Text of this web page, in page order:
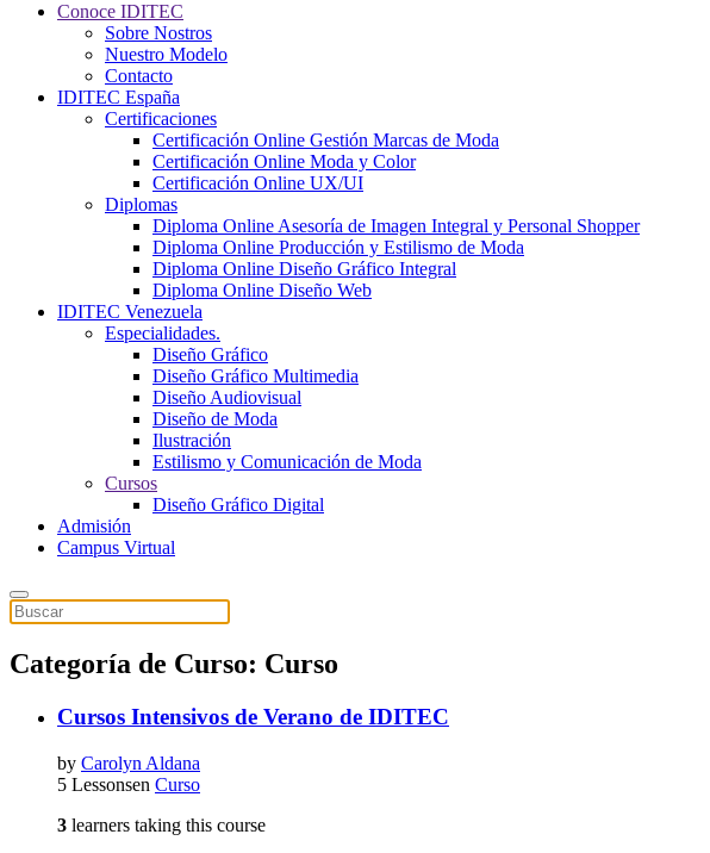
Conoce IDITEC
Sobre Nostros
Nuestro Modelo
Contacto
IDITEC España
Certificaciones
Certificación Online Gestión Marcas de Moda
Certificación Online Moda y Color
Certificación Online UX/UI
Diplomas
Diploma Online Asesoría de Imagen Integral y Personal Shopper
Diploma Online Producción y Estilismo de Moda
Diploma Online Diseño Gráfico Integral
Diploma Online Diseño Web
IDITEC Venezuela
Especialidades.
Diseño Gráfico
Diseño Gráfico Multimedia
Diseño Audiovisual
Diseño de Moda
Ilustración
Estilismo y Comunicación de Moda
Cursos
Diseño Gráfico Digital
Admisión
Campus Virtual
Categoría de Curso: Curso
Cursos Intensivos de Verano de IDITEC
by Carolyn Aldana
5 Lessonsen Curso
3 learners taking this course